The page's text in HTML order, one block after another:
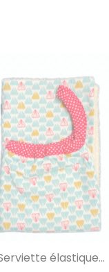
élastique...